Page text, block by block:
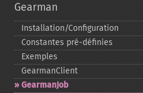
Gearman
Installation/Configuration
Constantes pré-​définies
Exemples
GearmanClient
GearmanJob